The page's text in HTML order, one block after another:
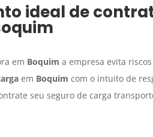
ideal de
em Boquim a empresa evita
em Boquim com o intuito de
seu seguro de carga